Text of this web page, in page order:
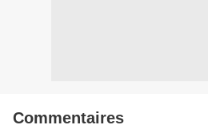
Commentaires